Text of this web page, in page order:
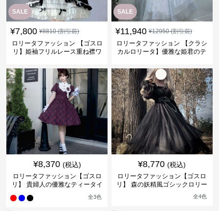
SALE
¥7,800 ¥8810(割引前)
ロリータファッション 【ゴスロ
リ】姫袖フリルレース重ね襟ワ
SALE
¥11,940 ¥12950(割引前)
ロリータファッション 【クラシ
カルロリータ】優雅な姫君のテ
¥8,370 (税込)
ロリータファッション【ゴスロ
リ】 貴婦人の優雅なティータイ
全3色
¥8,770 (税込)
ロリータファッション【ゴスロ
リ】 森の妖精風ゴシックロリー
全4色